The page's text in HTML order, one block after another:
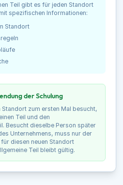
Teil gibt es für jeden Standort
spezifischen Informationen:
Standort
der Schulung
Standort zum ersten Mal besucht,
Teil und den
Besucht dieselbe Person später
Unternehmens, muss nur der
diesen neuen Standort
Teil bleibt gültig.